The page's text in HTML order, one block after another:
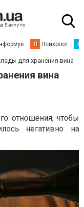
П Психолог С
для хранения вина
вина
отношения, чтобы
негативно на